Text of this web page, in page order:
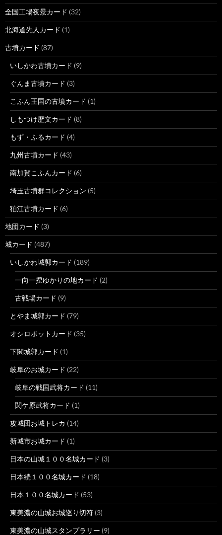
全国工場夜景カード (32)
北海道先人カード (1)
古墳カード (87)
いしかわ古墳カード (9)
ぐんま古墳カード (3)
こふん王国の古墳カード (1)
しもつけ歴文カード (8)
もず・ふるカード (4)
九州古墳カード (43)
南加賀こふんカード (6)
埼玉古墳群コレクション (5)
狛江古墳カード (6)
地団カード (3)
城カード (487)
いしかわ城郭カード (189)
一向一揆ゆかりの地カード (2)
古戦場カード (9)
とやま城郭カード (79)
オシロボットカード (35)
下関城郭カード (1)
岐阜のお城カード (22)
岐阜の戦国武将カード (11)
関ケ原武将カード (1)
攻城団お城トレカ (14)
新城市お城カード (1)
日本の山城１００名城カード (3)
日本続１００名城カード (18)
日本１００名城カード (53)
東美濃の山城お城巡り切符 (3)
東美濃の山城スタンプラリー (9)